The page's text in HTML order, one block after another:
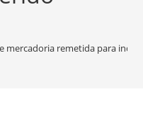
mercadoria remetida para